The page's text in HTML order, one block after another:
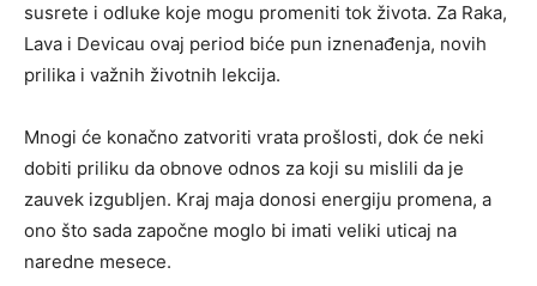
susrete i odluke koje mogu promeniti tok života. Za Raka,
Lava i Devicau ovaj period biće pun iznenađenja, novih
prilika i važnih životnih lekcija.
Mnogi će konačno zatvoriti vrata prošlosti, dok će neki
dobiti priliku da obnove odnos za koji su mislili da je
zauvek izgubljen. Kraj maja donosi energiju promena, a
ono što sada započne moglo bi imati veliki uticaj na
naredne mesece.